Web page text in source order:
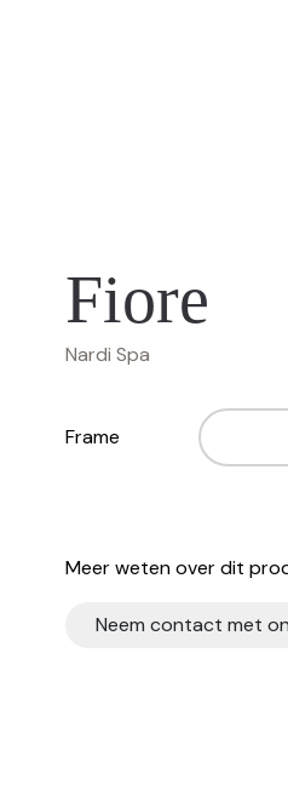
Fiore
Nardi Spa
Frame
Meer weten over dit
Neem contact met